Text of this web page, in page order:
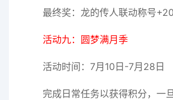
最终奖：龙的传人联动称号
活动九：圆梦满月季
活动时间：7月10日-7月28日
完成日常任务以获得积分，一